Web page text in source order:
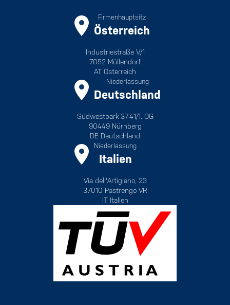
Firmenhauptsitz
Österreich
Industriestraße V/1
7052 Müllendorf
AT Österreich
Niederlassung
Deutschland
Südwestpark 37-41/1. OG
90449 Nürnberg
DE Deutschland
Niederlassung
Italien
Via dell'Artigiano, 23
37010 Pastrengo VR
IT Italien